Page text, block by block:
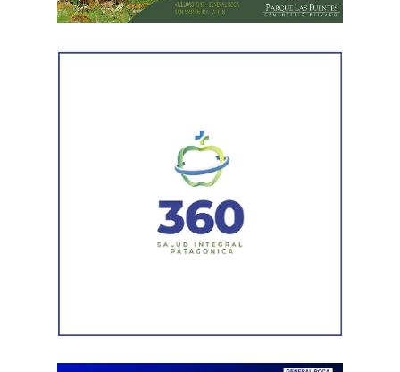
mantenimiento en distintos puntos del Alto Valle.
Por otra parte, el organismo avanza con el relevamiento
sectores más deteriorados y mejorar las condiciones de